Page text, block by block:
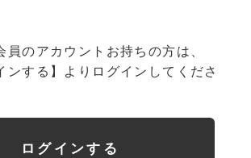
員のアカウントお持ちの方は、
ンする】よりログインしてくださ
ログインする